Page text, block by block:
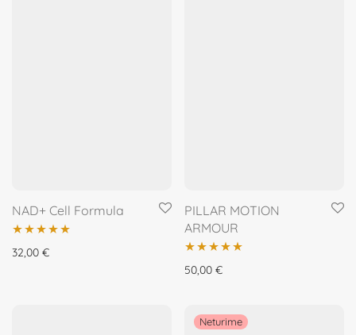
NAD+ Cell Formula
Įvertinimas:
32,00 €
PILLAR MOTION
ARMOUR
Įvertinimas:
50,00 €